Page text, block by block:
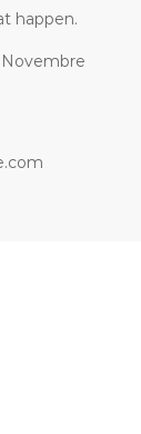
happen.
Novembre